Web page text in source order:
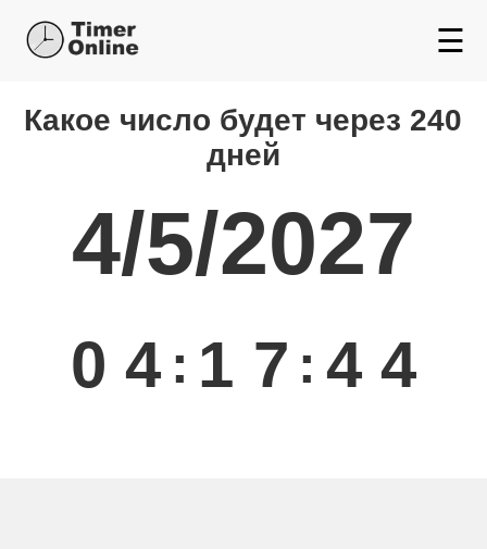
☰
Какой день будет через
Какое число будет через 240
дней
4/5/2027
0 4 : 1 7 : 4 4